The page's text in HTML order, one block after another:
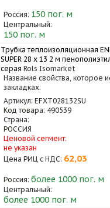
Россия: 150 пог. м
Центральный:
150 пог. м
Трубка теплоизоляционная
SUPER 28 x 13 2 м
серая Rols Isomarket
Название свойства, которое
закладках:
Артикул: EFXT028132SU
Код товара: 490539
Страна:
РОССИЯ
Ценовой сегмент:
не указан
Цена РИЦ с НДС: 62,03
Россия: более 1000 пог. м
Центральный:
более 1000 пог. м